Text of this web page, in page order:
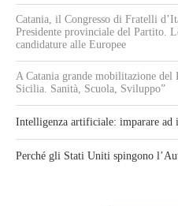
Catania, il Congresso di Fratelli
Presidente provinciale del Partito.
candidature alle Europee
A Catania grande mobilitazione del
Sicilia. Sanità, Scuola, Sviluppo”
Intelligenza artificiale: imparare ad
Perché gli Stati Uniti spingono